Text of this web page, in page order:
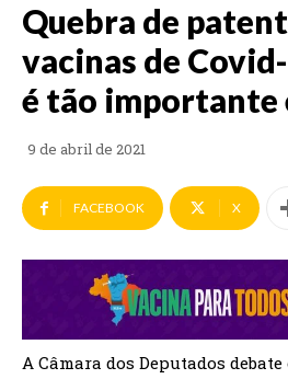
Quebra de
vacinas de
é tão importante
9 de abril de 2021
FACEBOOK X
A Câmara dos Deputados